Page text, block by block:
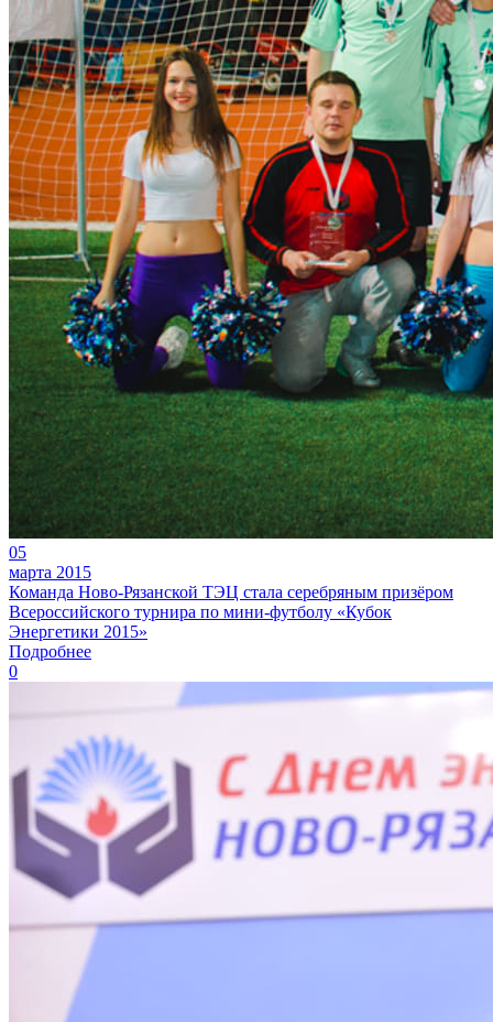
05
марта 2015
Команда Ново-Рязанской ТЭЦ стала серебряным призёром
Всероссийского турнира по мини-футболу «Кубок
Энергетики 2015»
Подробнее
0